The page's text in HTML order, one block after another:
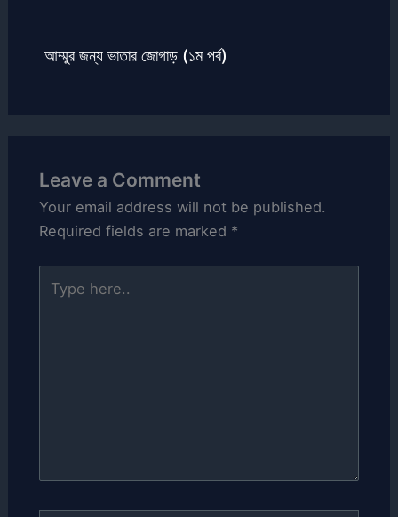
আম্মুর জন্য ভাতার জোগাড় (১ম পর্ব)
Leave a Comment
Your email address will not be published.
Required fields are marked *
here..